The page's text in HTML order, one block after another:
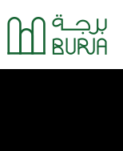
تخطي
إلى
المحتوى